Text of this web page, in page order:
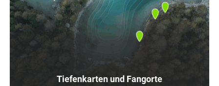
Tiefenkarten und Fangorte